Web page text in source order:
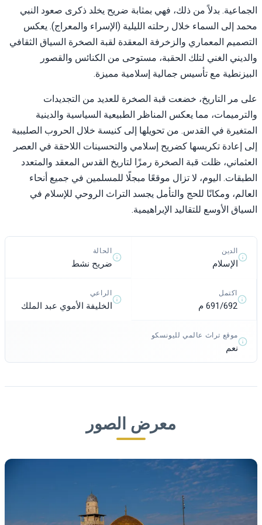
بدلاً من ذلك، فهي بمثابة ضريح يخلد ذكرى صعود النبي
إلى السماء خلال رحلته الليلية (الإسراء والمعراج). يعكس
المعماري والزخرفة المعقدة لقبة الصخرة السياق الثقافي
الغني لتلك الحقبة، مستوحى من الكنائس والقصور
مع تأسيس جمالية إسلامية مميزة.
مر التاريخ، خضعت قبة الصخرة للعديد من التجديدات
مما يعكس المناظر الطبيعية السياسية والدينية
في القدس. من تحويلها إلى كنيسة خلال الحروب الصليبية
إعادة تكريسها كضريح إسلامي والتحسينات اللاحقة في العصر
ظلت قبة الصخرة رمزًا لتاريخ القدس المعقد والمتعدد
اليوم، لا تزال موقعًا مبجلًا للمسلمين في جميع أنحاء
ومكانًا للحج والتأمل يجسد التراث الروحي للإسلام في
الأوسع للتقاليد الإبراهيمية.
الإسلام
الحالة
ضريح نشط
اكتمل
691/692 م
الراعي
الخليفة الأموي عبد الملك
موقع تراث عالمي لليونسكو
نعم
معرض الصور